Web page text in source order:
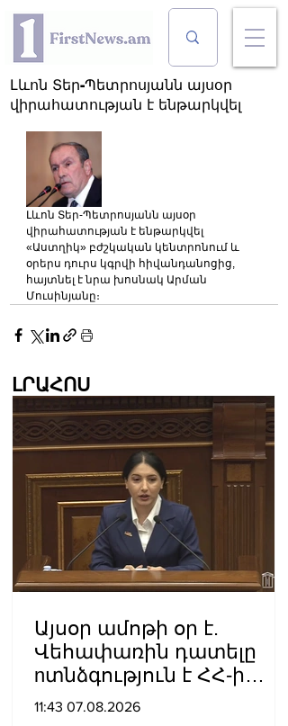
Լևոն Տեր-Պետրոսյանն այսօր
վիրահատության է ենթարկվել
Լևոն Տեր-Պետրոսյանն այսօր
վիրահատության է ենթարկվել
«Աստղիկ» բժշկական կենտրոնում և
օրերս դուրս կգրվի հիվանդանոցից,
հայտնել է նրա խոսնակ Արման
Մուսինյանը։
ԼՐԱՀՈՍ
Այսօր ամոթի օր է.
Վեհափառին դատելը
nտնձգություն է ՀՀ-ի
Սահանադրության
11:43 07.08.2026